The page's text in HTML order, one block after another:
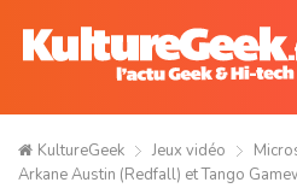
KultureGeek Jeux vidéo
Arkane Austin (Redfall) et Tango